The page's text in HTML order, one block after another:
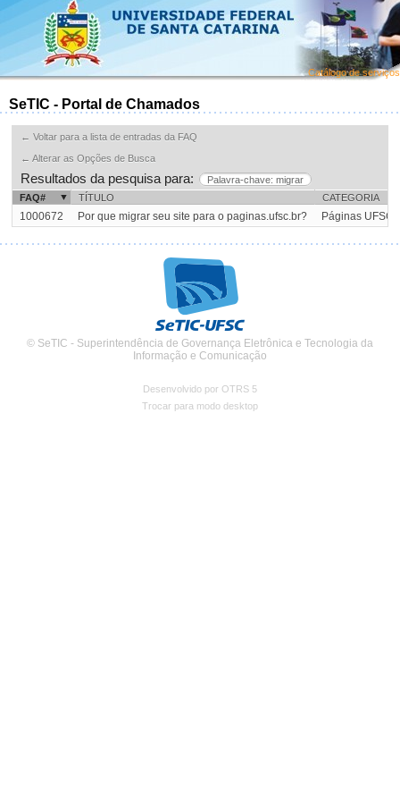
Catálogo de serviços
SeTIC - Portal de Chamados
← Voltar para a lista de entradas da FAQ
← Alterar as Opções de Busca
Resultados da pesquisa para:
Palavra-chave: migrar
FAQ#
TÍTULO CATEGORIA
1000672 Por que migrar seu site para o paginas.ufsc.br? Páginas
© SeTIC - Superintendência de Governança Eletrônica e Tecnologia da
Informação e Comunicação
Desenvolvido por OTRS 5
Trocar para modo desktop